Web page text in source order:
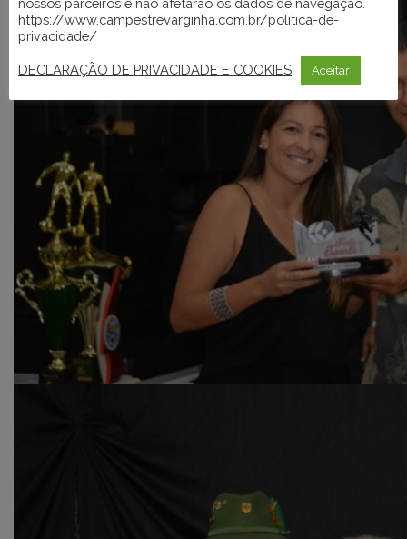
https://www.campestrevarginha.com.br/politica-de-
privacidade/
DECLARAÇÃO DE PRIVACIDADE E COOKIES Aceitar